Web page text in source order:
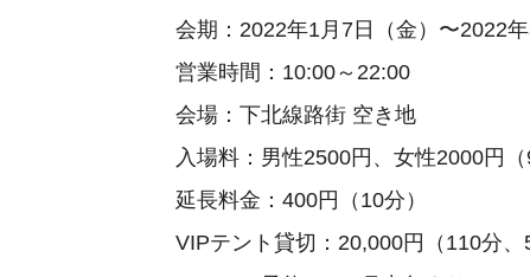
会期：2022年1月7日（金）〜2022年
営業時間：10:00～22:00
会場：下北線路街 空き地
入場料：男性2500円、女性2000円（
延長料金：400円（10分）
VIPテント貸切：20,000円（110分、